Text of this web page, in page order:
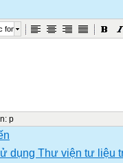
font
: p
dụng Thư viện tư liệu